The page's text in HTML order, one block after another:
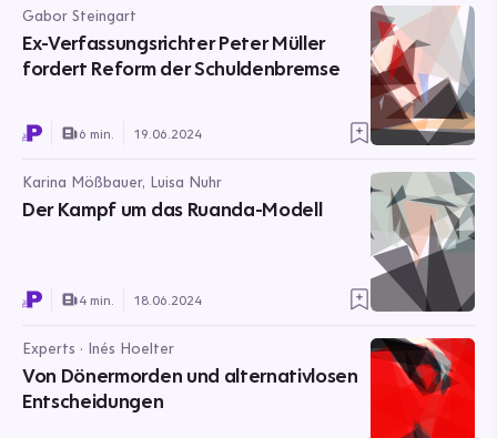
Gabor Steingart
Ex-Verfassungsrichter Peter Müller
fordert Reform der Schuldenbremse
6 min. 19.06.2024
Karina Mößbauer, Luisa Nuhr
Der Kampf um das Ruanda-Modell
4 min. 18.06.2024
Experts · Inés Hoelter
Von Dönermorden und alternativlosen
Entscheidungen